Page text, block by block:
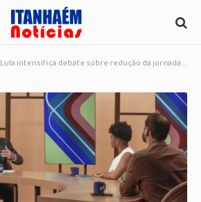
Lula intensifica debate sobre redução da jornada de trabalho: “Vamos ver quem